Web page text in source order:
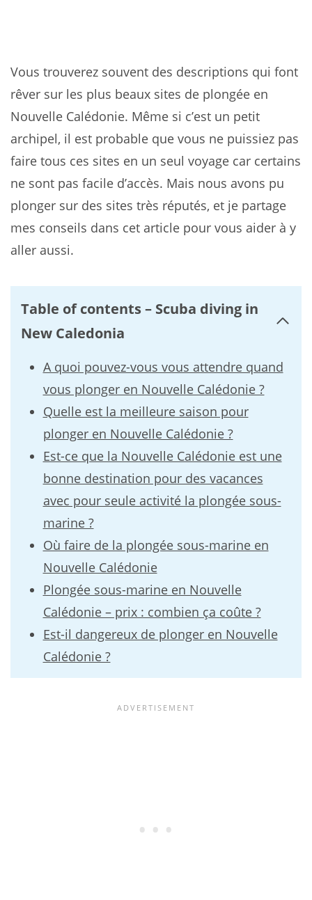
Vous trouverez souvent des descriptions qui font
rêver sur les plus beaux sites de plongée en
Nouvelle Calédonie. Même si c’est un petit
archipel, il est probable que vous ne puissiez pas
faire tous ces sites en un seul voyage car certains
ne sont pas facile d’accès. Mais nous avons pu
plonger sur des sites très réputés, et je partage
mes conseils dans cet article pour vous aider à y
aller aussi.
Table of contents – Scuba diving in
New Caledonia
A quoi pouvez-vous vous attendre quand
vous plonger en Nouvelle Calédonie ?
Quelle est la meilleure saison pour
plonger en Nouvelle Calédonie ?
Est-ce que la Nouvelle Calédonie est une
bonne destination pour des vacances
avec pour seule activité la plongée sous-
marine ?
Où faire de la plongée sous-marine en
Nouvelle Calédonie
Plongée sous-marine en Nouvelle
Calédonie – prix : combien ça coûte ?
Est-il dangereux de plonger en Nouvelle
Calédonie ?